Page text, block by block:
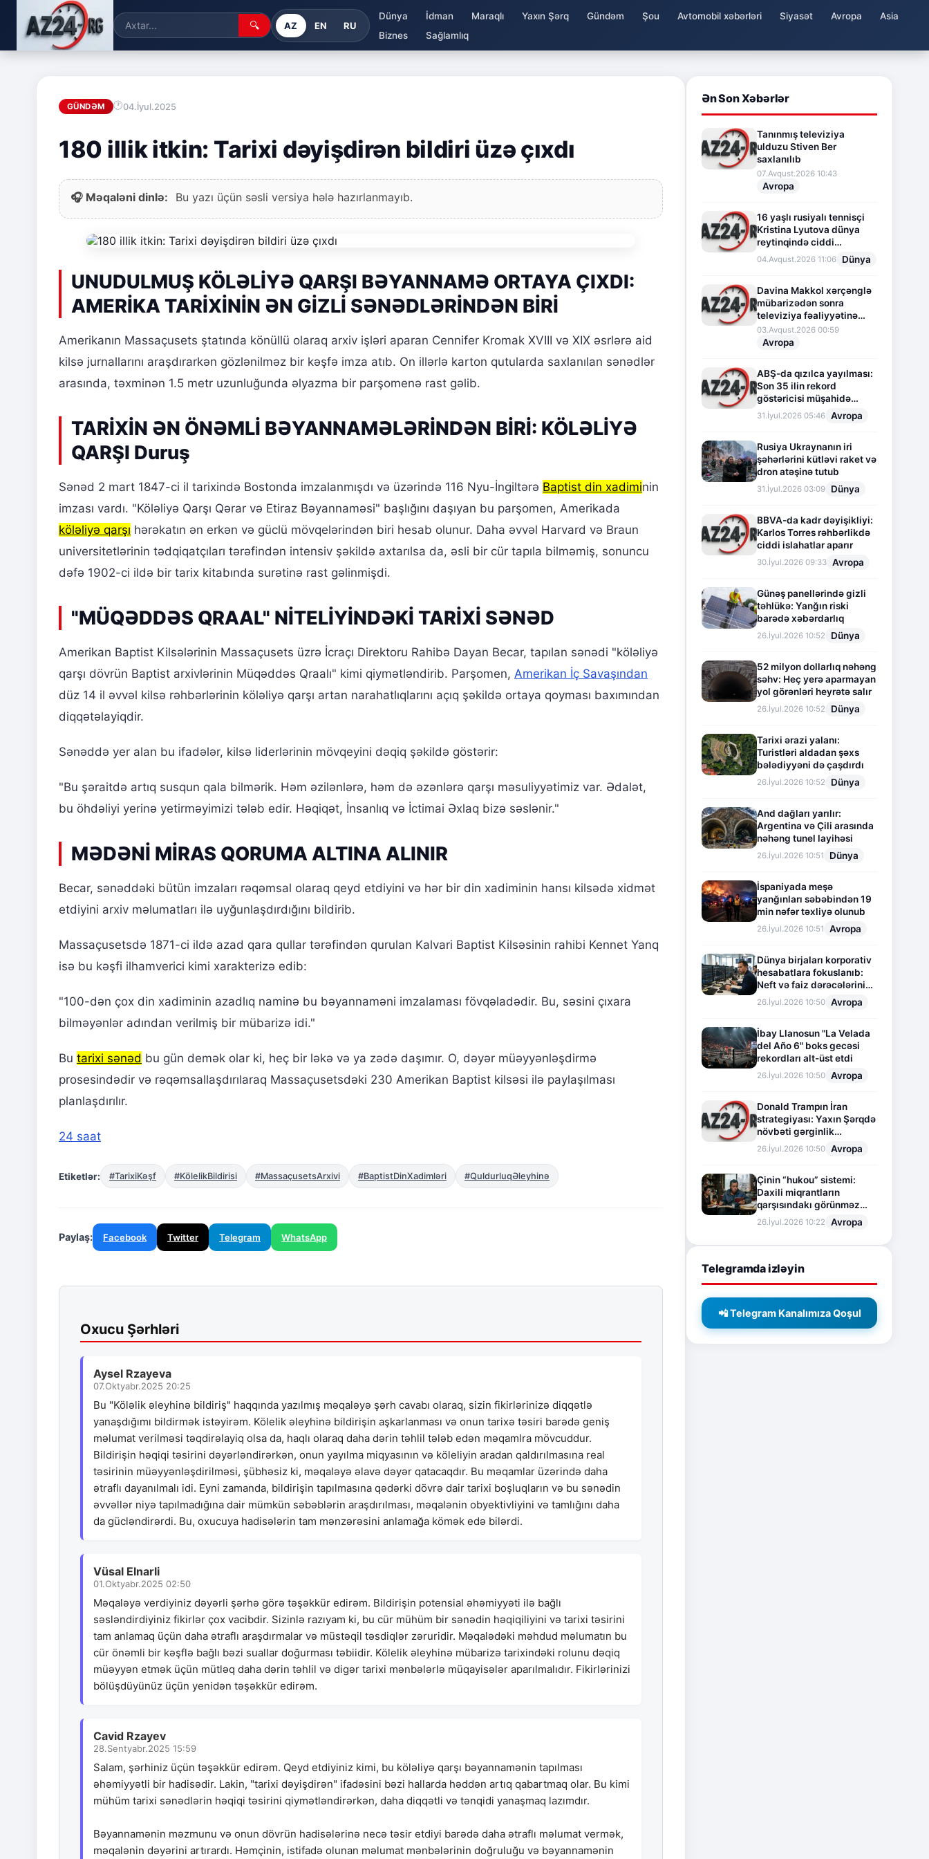
🔍 AZ EN RU
Dünya İdman Maraqlı Yaxın Şərq Gündəm Şou Avtomobil xəbərləri Siyasət Avropa
Asia
Biznes
Sağlamlıq
GÜNDƏM 04.İyul.2025
180 illik itkin: Tarixi dəyişdirən bildiri üzə çıxdı
🎧 Məqaləni dinlə: Bu yazı üçün səsli versiya hələ hazırlanmayıb.
UNUDULMUŞ KÖLƏLİYƏ QARŞI BƏYANNAMƏ ORTAYA ÇIXDI:
AMERİKA TARİXİNİN ƏN GİZLİ SƏNƏDLƏRİNDƏN BİRİ
Amerikanın Massaçusets ştatında könüllü olaraq arxiv işləri aparan Cennifer Kromak XVIII və XIX əsrlərə aid
kilsə jurnallarını araşdırarkən gözlənilməz bir kəşfə imza atıb. On illərlə karton qutularda saxlanılan sənədlər
arasında, təxminən 1.5 metr uzunluğunda əlyazma bir parşomenə rast gəlib.
TARİXİN ƏN ÖNƏMLİ BƏYANNAMƏLƏRİNDƏN BİRİ: KÖLƏLİYƏ
QARŞI Duruş
Sənəd 2 mart 1847-ci il tarixində Bostonda imzalanmışdı və üzərində 116 Nyu-İngiltərə Baptist din xadiminin
imzası vardı. "Köləliyə Qarşı Qərar və Etiraz Bəyannaməsi" başlığını daşıyan bu parşomen, Amerikada
köləliyə qarşı hərəkatın ən erkən və güclü mövqelərindən biri hesab olunur. Daha əvvəl Harvard və Braun
universitetlərinin tədqiqatçıları tərəfindən intensiv şəkildə axtarılsa da, əsli bir cür tapıla bilməmiş, sonuncu
dəfə 1902-ci ildə bir tarix kitabında surətinə rast gəlinmişdi.
"MÜQƏDDƏS QRAAL" NİTELİYİNDƏKİ TARİXİ SƏNƏD
Amerikan Baptist Kilsələrinin Massaçusets üzrə İcraçı Direktoru Rahibə Dayan Becar, tapılan sənədi "köləliyə
qarşı dövrün Baptist arxivlərinin Müqəddəs Qraalı" kimi qiymətləndirib. Parşomen, Amerikan İç Savaşından
düz 14 il əvvəl kilsə rəhbərlərinin köləliyə qarşı artan narahatlıqlarını açıq şəkildə ortaya qoyması baxımından
diqqətəlayiqdir.
Sənəddə yer alan bu ifadələr, kilsə liderlərinin mövqeyini dəqiq şəkildə göstərir:
"Bu şəraitdə artıq susqun qala bilmərik. Həm əzilənlərə, həm də əzənlərə qarşı məsuliyyətimiz var. Ədalət,
bu öhdəliyi yerinə yetirməyimizi tələb edir. Həqiqət, İnsanlıq və İctimai Əxlaq bizə səslənir."
MƏDƏNİ MİRAS QORUMA ALTINA ALINIR
Becar, sənəddəki bütün imzaları rəqəmsal olaraq qeyd etdiyini və hər bir din xadiminin hansı kilsədə xidmət
etdiyini arxiv məlumatları ilə uyğunlaşdırdığını bildirib.
Massaçusetsdə 1871-ci ildə azad qara qullar tərəfindən qurulan Kalvari Baptist Kilsəsinin rahibi Kennet Yanq
isə bu kəşfi ilhamverici kimi xarakterizə edib:
"100-dən çox din xadiminin azadlıq naminə bu bəyannaməni imzalaması fövqəladədir. Bu, səsini çıxara
bilməyənlər adından verilmiş bir mübarizə idi."
Bu tarixi sənəd bu gün demək olar ki, heç bir ləkə və ya zədə daşımır. O, dəyər müəyyənləşdirmə
prosesindədir və rəqəmsallaşdırılaraq Massaçusetsdəki 230 Amerikan Baptist kilsəsi ilə paylaşılması
planlaşdırılır.
24 saat
Etiketlər: #TarixiKəşf #KölelikBildirisi #MassaçusetsArxivi #BaptistDinXadimləri #QuldurluqƏleyhinə
Paylaş: Facebook Twitter Telegram WhatsApp
Oxucu Şərhləri
Aysel Rzayeva
07.Oktyabr.2025 20:25
Bu "Köləlik əleyhinə bildiriş" haqqında yazılmış məqaləyə şərh cavabı olaraq, sizin fikirlərinizə diqqətlə
yanaşdığımı bildirmək istəyirəm. Kölelik əleyhinə bildirişin aşkarlanması və onun tarixə təsiri barədə geniş
məlumat verilməsi təqdirəlayiq olsa da, haqlı olaraq daha dərin təhlil tələb edən məqamlra mövcuddur.
Bildirişin həqiqi təsirini dəyərləndirərkən, onun yayılma miqyasının və köleliyin aradan qaldırılmasına real
təsirinin müəyyənləşdirilməsi, şübhəsiz ki, məqaləyə əlavə dəyər qatacaqdır. Bu məqamlar üzərində daha
ətraflı dayanılmalı idi. Eyni zamanda, bildirişin tapılmasına qədərki dövrə dair tarixi boşluqların və bu sənədin
əvvəllər niyə tapılmadığına dair mümkün səbəblərin araşdırılması, məqalənin obyektivliyini və tamlığını daha
da gücləndirərdi. Bu, oxucuya hadisələrin tam mənzərəsini anlamağa kömək edə bilərdi.
Vüsal Elnarli
01.Oktyabr.2025 02:50
Məqaləyə verdiyiniz dəyərli şərhə görə təşəkkür edirəm. Bildirişin potensial əhəmiyyəti ilə bağlı
səsləndirdiyiniz fikirlər çox vacibdir. Sizinlə razıyam ki, bu cür mühüm bir sənədin həqiqiliyini və tarixi təsirini
tam anlamaq üçün daha ətraflı araşdırmalar və müstəqil təsdiqlər zəruridir. Məqalədəki məhdud məlumatın bu
cür önəmli bir kəşflə bağlı bəzi suallar doğurması təbiidir. Kölelik əleyhinə mübarizə tarixindəki rolunu dəqiq
müəyyən etmək üçün mütləq daha dərin təhlil və digər tarixi mənbələrlə müqayisələr aparılmalıdır. Fikirlərinizi
bölüşdüyünüz üçün yenidən təşəkkür edirəm.
Cavid Rzayev
28.Sentyabr.2025 15:59
Salam, şərhiniz üçün təşəkkür edirəm. Qeyd etdiyiniz kimi, bu köləliyə qarşı bəyannamənin tapılması
əhəmiyyətli bir hadisədir. Lakin, "tarixi dəyişdirən" ifadəsini bəzi hallarda həddən artıq qabartmaq olar. Bu kimi
mühüm tarixi sənədlərin həqiqi təsirini qiymətləndirərkən, daha diqqətli və tənqidi yanaşmaq lazımdır.
Bəyannamənin məzmunu və onun dövrün hadisələrinə necə təsir etdiyi barədə daha ətraflı məlumat vermək,
məqalənin dəyərini artırardı. Həmçinin, istifadə olunan məlumat mənbələrinin doğruluğu və bəyannamənin
Ən Son Xəbərlər
Tanınmış televiziya
ulduzu Stiven Ber
saxlanılıb
07.Avqust.2026 10:43
Avropa
16 yaşlı rusiyalı tennisçi
Kristina Lyutova dünya
reytinqində ciddi
irəliləyişə imza atdı
04.Avqust.2026 11:06 Dünya
Davina Makkol xərçənglə
mübarizədən sonra
televiziya fəaliyyətinə
fasilə verir
03.Avqust.2026 00:59
Avropa
ABŞ-da qızılca yayılması:
Son 35 ilin rekord
göstəricisi müşahidə
olunur
31.İyul.2026 05:46 Avropa
Rusiya Ukraynanın iri
şəhərlərini kütləvi raket və
dron atəşinə tutub
31.İyul.2026 03:09 Dünya
BBVA-da kadr dəyişikliyi:
Karlos Torres rəhbərlikdə
ciddi islahatlar aparır
30.İyul.2026 09:33 Avropa
Günəş panellərində gizli
təhlükə: Yanğın riski
barədə xəbərdarlıq
26.İyul.2026 10:52 Dünya
52 milyon dollarlıq nəhəng
səhv: Heç yerə aparmayan
yol görənləri heyrətə salır
26.İyul.2026 10:52 Dünya
Tarixi ərazi yalanı:
Turistləri aldadan şəxs
bələdiyyəni də çaşdırdı
26.İyul.2026 10:52 Dünya
And dağları yarılır:
Argentina və Çili arasında
nəhəng tunel layihəsi
26.İyul.2026 10:51 Dünya
İspaniyada meşə
yanğınları səbəbindən 19
min nəfər təxliyə olunub
26.İyul.2026 10:51 Avropa
Dünya birjaları korporativ
hesabatlara fokuslanıb:
Neft və faiz dərəcələrinin
təsiri altında cari vəziyyət
26.İyul.2026 10:50 Avropa
İbay Llanosun "La Velada
del Año 6" boks gecəsi
rekordları alt-üst etdi
26.İyul.2026 10:50 Avropa
Donald Trampın İran
strategiyası: Yaxın Şərqdə
növbəti gərginlik
mərhələsi
26.İyul.2026 10:50 Avropa
Çinin “hukou” sistemi:
Daxili miqrantların
qarşısındakı görünməz
sədd
26.İyul.2026 10:22 Avropa
Telegramda izləyin
📲 Telegram Kanalımıza Qoşul